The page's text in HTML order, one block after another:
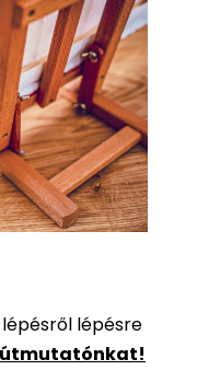
lépésre
útmutatónkat!